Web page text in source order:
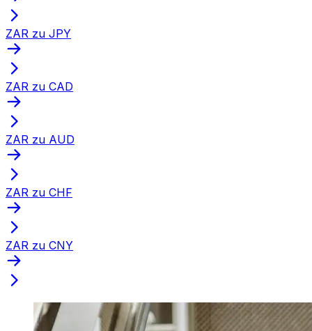
ZAR zu JPY
ZAR zu CAD
ZAR zu AUD
ZAR zu CHF
ZAR zu CNY